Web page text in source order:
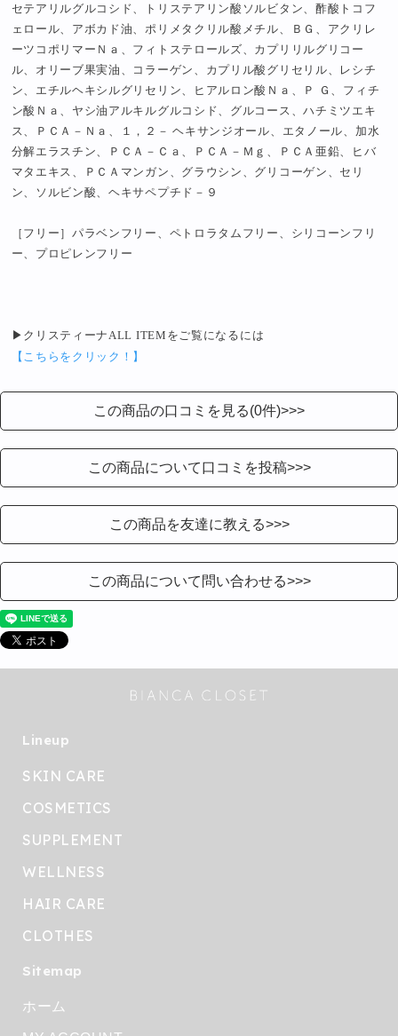
セテアリルグルコシド、トリステアリン酸ソルビタン、酢酸トコフ
ェロール、アボカド油、ポリメタクリル酸メチル、ＢＧ、アクリレ
ーツコポリマーＮａ、フィトステロールズ、カプリリルグリコー
ル、オリーブ果実油、コラーゲン、カプリル酸グリセリル、レシチ
ン、エチルヘキシルグリセリン、ヒアルロン酸Ｎａ、Ｐ Ｇ、フィチ
ン酸Ｎａ、ヤシ油アルキルグルコシド、グルコース、ハチミツエキ
ス、ＰＣＡ－Ｎａ、１，２－ ヘキサンジオール、エタノール、加水
分解エラスチン、ＰＣＡ－Ｃａ、ＰＣＡ－Ｍｇ、ＰＣＡ亜鉛、ヒバ
マタエキス、ＰＣＡマンガン、グラウシン、グリコーゲン、セリ
ン、ソルビン酸、ヘキサペプチド－９
［フリー］パラベンフリー、ペトロラタムフリー、シリコーンフリ
ー、プロピレンフリー
▶クリスティーナALL ITEMをご覧になるには
【こちらをクリック！】
この商品の口コミを見る(0件)>>>
この商品について口コミを投稿>>>
この商品を友達に教える>>>
この商品について問い合わせる>>>
Lineup
SKIN CARE
COSMETICS
SUPPLEMENT
WELLNESS
HAIR CARE
CLOTHES
Sitemap
ホーム